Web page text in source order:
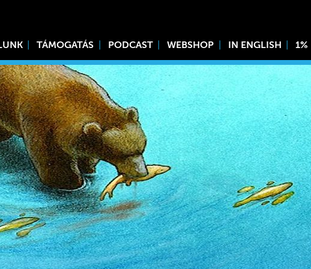
TÁMOGATÁS PODCAST WEBSHOP IN ENGLISH 1%